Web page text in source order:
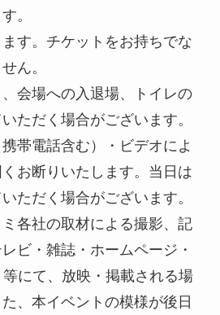
。
す。チケットをお持ちでな
ん。
会場への入退場、トイレの
ただく場合がございます。
帯電話含む）・ビデオによ
お断りいたします。当日は
ただく場合がございます。
各社の取材による撮影、記
ビ・雑誌・ホームページ・
にて、放映・掲載される場
、本イベントの模様が後日